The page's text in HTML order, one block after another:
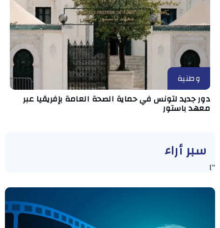
وطنية
دور جديد لتونس في حماية الصحة العامة بإفريقيا عبر
معهد باستور
سبر أراء
"]